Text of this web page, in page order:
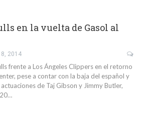
en la vuelta de Gasol al
2014
frente a Los Ángeles Clippers en el retorno
pese a contar con la baja del español y
de Taj Gibson y Jimmy Butler,